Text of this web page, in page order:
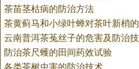
茶苗茎枯病的防治方法
茶黄蓟马和小绿叶蝉对茶叶新梢的
云南普洱茶菟丝子的危害及防治技
防治茶尺蠖的田间药效试验
各类茶树虫害的防治技术